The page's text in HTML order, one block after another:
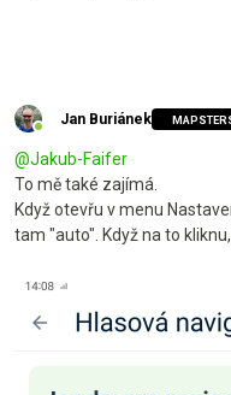
Jan Buriánek
@Jakub-Faifer
To mě také zajímá.
Když otevřu v menu
tam "auto". Když na to